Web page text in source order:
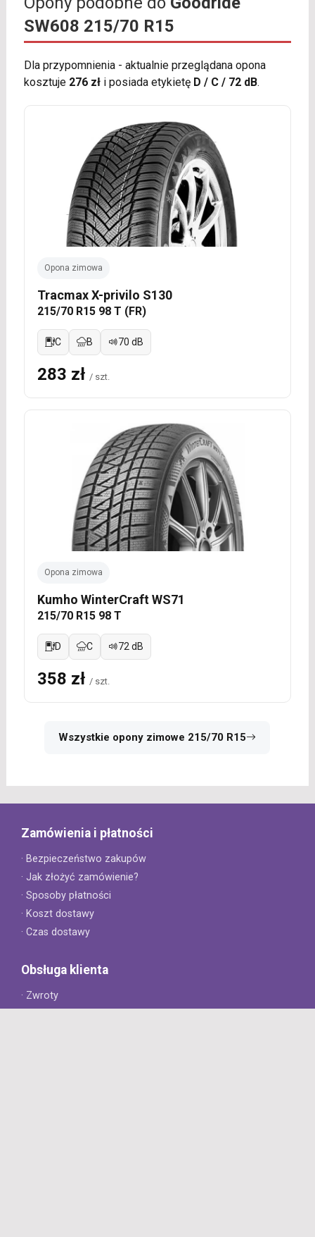
SW608 215/70 R15
Dla przypomnienia - aktualnie przeglądana opona
kosztuje 276 złi posiada etykietę D / C / 72 dB.
Opona zimowa
Tracmax X-privilo S130
215/70 R15 98 T (FR)
C B 70 dB
283 zł / szt.
Opona zimowa
Kumho WinterCraft WS71
215/70 R15 98 T
D C 72 dB
358 zł / szt.
Wszystkie opony zimowe 215/70 R15
Zamówienia i płatności
· Bezpieczeństwo zakupów
· Jak złożyć zamówienie?
· Sposoby płatności
· Koszt dostawy
· Czas dostawy
Obsługa klienta
· Zwroty